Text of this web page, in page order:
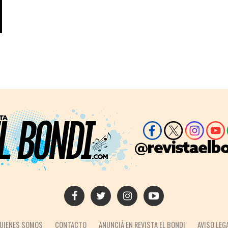
SOMOS CONTACTO ANUNCIÁ EN REVISTA EL BONDI AVISO